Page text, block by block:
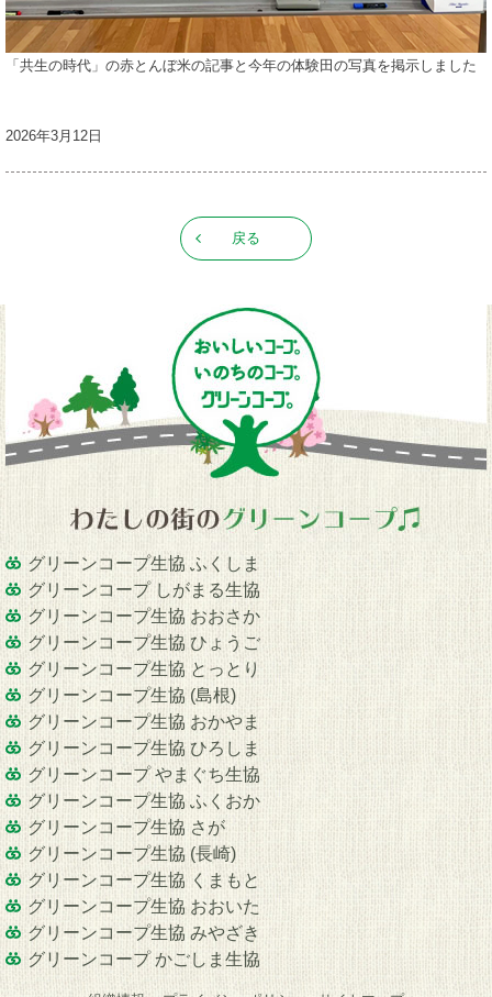
「共生の時代」の赤とんぼ米の記事と今年の体験田の写真を掲示しました
2026年3月12日
戻る
グリーンコープ生協 ふくしま
グリーンコープ しがまる生協
グリーンコープ生協 おおさか
グリーンコープ生協 ひょうご
グリーンコープ生協 とっとり
グリーンコープ生協 (島根)
グリーンコープ生協 おかやま
グリーンコープ生協 ひろしま
グリーンコープ やまぐち生協
グリーンコープ生協 ふくおか
グリーンコープ生協 さが
グリーンコープ生協 (長崎)
グリーンコープ生協 くまもと
グリーンコープ生協 おおいた
グリーンコープ生協 みやざき
グリーンコープ かごしま生協